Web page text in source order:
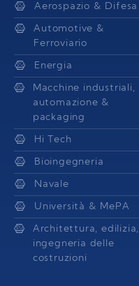
Aerospazio & Difesa
Automotive &
Ferroviario
Energia
Macchine industriali,
automazione &
packaging
Hi Tech
Bioingegneria
Navale
Università & MePA
Architettura, edilizia,
ingegneria delle
costruzioni